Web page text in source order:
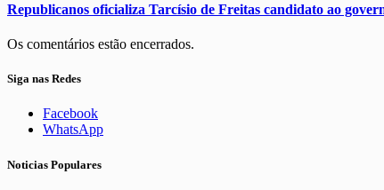
Republicanos oficializa Tarcísio de Freitas candidato ao
Os comentários estão encerrados.
Siga nas Redes
Facebook
WhatsApp
Noticias Populares